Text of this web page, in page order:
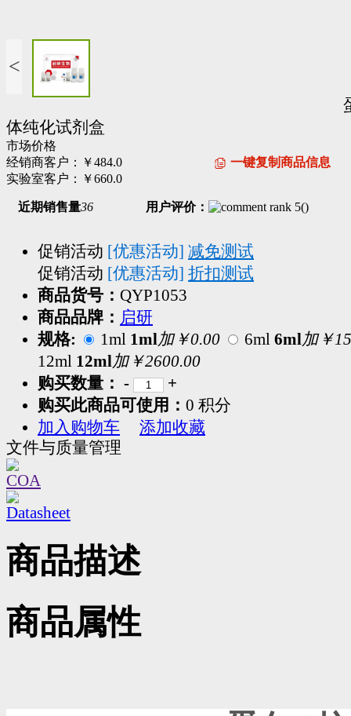
<
体纯化试剂盒
市场价格
经销商客户：
￥484.0
实验室客户：
￥660.0
一键复制商品信息
近期销售量36 用户评价： ()
促销活动 [优惠活动] 减免测试
促销活动 [优惠活动] 折扣测试
商品货号： QYP1053
商品品牌： 启研
规格:
1ml 1ml加￥0.00 6ml 6ml加￥
12ml 12ml加￥2600.00
购买数量： -
+
购买此商品可使用： 0 积分
加入购物车
添加收藏
文件与质量管理
COA
Datasheet
商品描述
商品属性